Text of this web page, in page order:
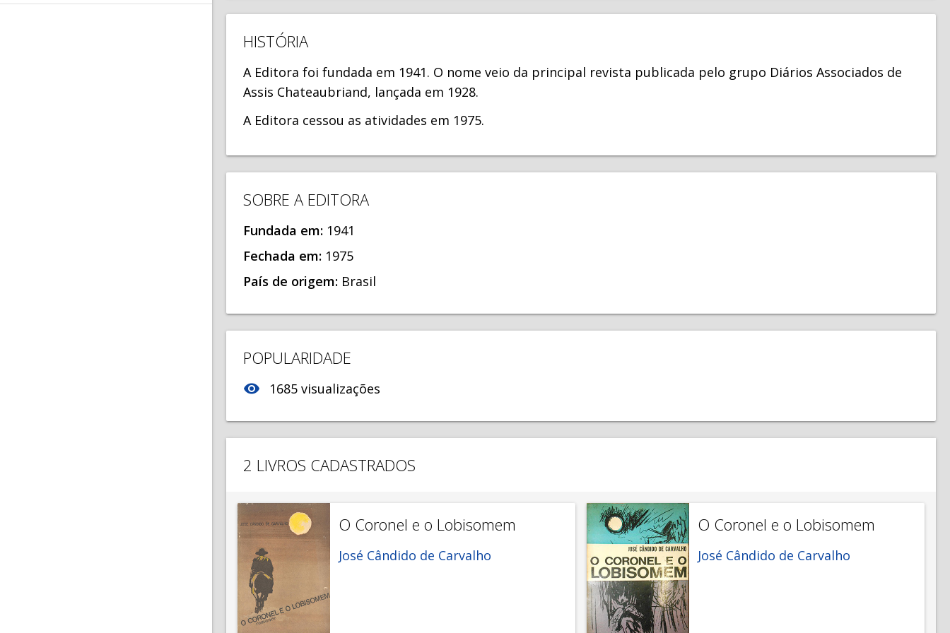
HISTÓRIA
A Editora foi fundada em 1941. O nome veio da principal revista publicada pelo grupo Diários Associados de
Assis Chateaubriand, lançada em 1928.
A Editora cessou as atividades em 1975.
SOBRE A EDITORA
Fundada em: 1941
Fechada em: 1975
País de origem: Brasil
POPULARIDADE
visibility 1685 visualizações
2 LIVROS CADASTRADOS
O Coronel e o Lobisomem
José Cândido de Carvalho
O Coronel e o Lobisomem
José Cândido de Carvalho